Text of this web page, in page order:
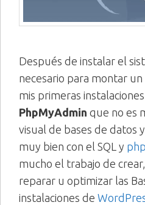
Después de instalar el
necesario para montar un
mis primeras
PhpMyAdmin que no es
visual de bases de datos
muy bien con el SQL y
mucho el trabajo de
reparar u optimizar las
instalaciones de